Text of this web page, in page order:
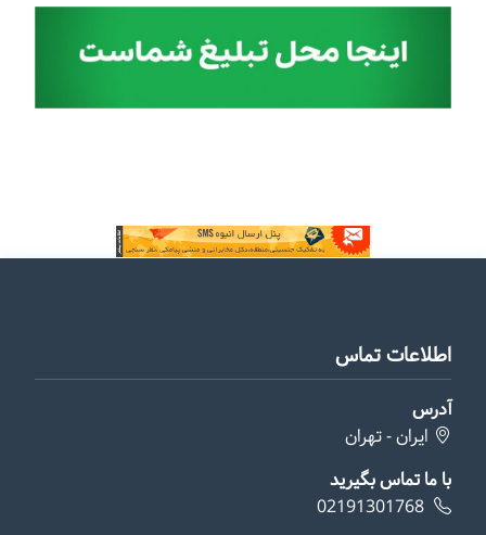
اطلاعات تماس
آدرس
ایران - تهران
با ما تماس بگیرید
02191301768